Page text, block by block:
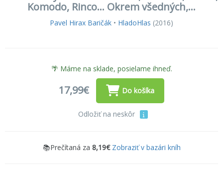
Komodo, Rinco... Okrem všedných,...
Pavel Hirax Baričák • HladoHlas (2016)
🌴 Máme na sklade, posielame ihneď.
17,99€ Do košíka
Odložiť na neskôr
📚Prečítaná za 8,19€ Zobraziť v bazári kníh